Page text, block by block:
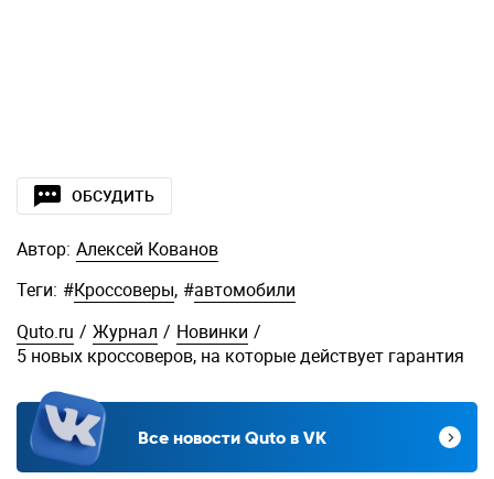
ОБСУДИТЬ
Автор: Алексей Кованов
Теги: #Кроссоверы, #автомобили
Quto.ru / Журнал / Новинки /
5 новых кроссоверов, на которые действует гарантия
Все новости Quto в VK